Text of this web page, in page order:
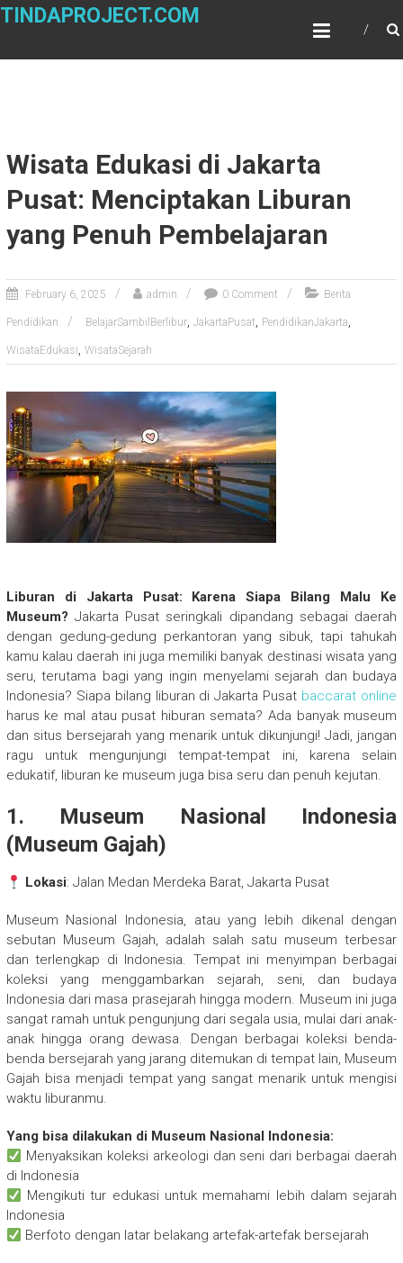
Skip
TINDAPROJECT.COM
Wisata Edukasi di Jakarta
Pusat: Menciptakan Liburan
yang Penuh Pembelajaran
February 6, 2025 admin 0 Comment Berita
Pendidikan BelajarSambilBerlibur, JakartaPusat, PendidikanJakarta,
WisataEdukasi, WisataSejarah
Liburan di Jakarta Pusat: Karena Siapa Bilang Malu Ke
Museum? Jakarta Pusat seringkali dipandang sebagai daerah
dengan gedung-gedung perkantoran yang sibuk, tapi tahukah
kamu kalau daerah ini juga memiliki banyak destinasi wisata yang
seru, terutama bagi yang ingin menyelami sejarah dan budaya
Indonesia? Siapa bilang liburan di Jakarta Pusat baccarat online
harus ke mal atau pusat hiburan semata? Ada banyak museum
dan situs bersejarah yang menarik untuk dikunjungi! Jadi, jangan
ragu untuk mengunjungi tempat-tempat ini, karena selain
edukatif, liburan ke museum juga bisa seru dan penuh kejutan.
1. Museum Nasional Indonesia
(Museum Gajah)
Lokasi: Jalan Medan Merdeka Barat, Jakarta Pusat
Museum Nasional Indonesia, atau yang lebih dikenal dengan
sebutan Museum Gajah, adalah salah satu museum terbesar
dan terlengkap di Indonesia. Tempat ini menyimpan berbagai
koleksi yang menggambarkan sejarah, seni, dan budaya
Indonesia dari masa prasejarah hingga modern. Museum ini juga
sangat ramah untuk pengunjung dari segala usia, mulai dari anak-
anak hingga orang dewasa. Dengan berbagai koleksi benda-
benda bersejarah yang jarang ditemukan di tempat lain, Museum
Gajah bisa menjadi tempat yang sangat menarik untuk mengisi
waktu liburanmu.
Yang bisa dilakukan di Museum Nasional Indonesia:
Menyaksikan koleksi arkeologi dan seni dari berbagai daerah
di Indonesia
Mengikuti tur edukasi untuk memahami lebih dalam sejarah
Indonesia
Berfoto dengan latar belakang artefak-artefak bersejarah